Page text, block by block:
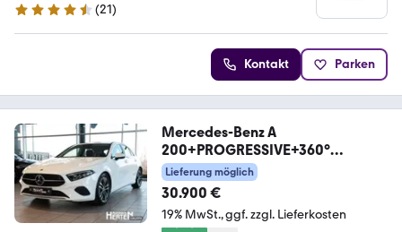
4.7 Sterne
(21)
Kontakt Parken
Mercedes-Benz A
200+PROGRESSIVE+360°
+FAHRASIS.-P.+WINTER-P.+SH
Lieferung möglich
30.900 €
19% MwSt. ggf. zzgl. Lieferkosten